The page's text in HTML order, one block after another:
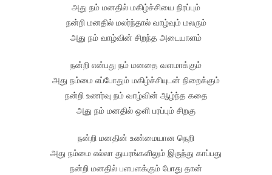
அது நம் மனதில் மகிழ்ச்சியை நிரப்பும்
நன்றி மனதில் மலர்ந்தால் வாழ்வும் மலரும்
அது நம் வாழ்வின் சிறந்த அடையாளம்
நன்றி என்பது நம் மனதை வளமாக்கும்
அது நம்மை எப்போதும் மகிழ்ச்சியுடன் நிறைக்கும்
நன்றி உணர்வு நம் வாழ்வின் ஆழ்ந்த கதை
அது நம் மனதில் ஒளி பரப்பும் சிறகு
நன்றி மனதின் உண்மையான நெறி
அது நம்மை எல்லா துயரங்களிலும் இருந்து காப்பது
நன்றி மனதில் பளபளக்கும் போது தான்